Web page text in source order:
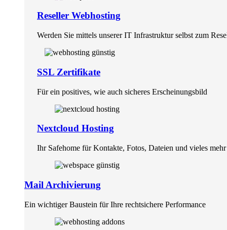
Reseller Webhosting
Werden Sie mittels unserer IT Infrastruktur selbst zum
SSL Zertifikate
Für ein positives, wie auch sicheres Erscheinungsbild
Nextcloud Hosting
Ihr Safehome für Kontakte, Fotos, Dateien und vieles mehr
Mail Archivierung
Ein wichtiger Baustein für Ihre rechtsichere Performance